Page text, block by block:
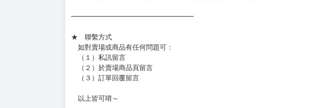
★ 賣場出貨方式
［１～２本書］三層氣泡布（２圈）＋ＰＥ破壞袋（快遞袋）
［３～７本書］三層氣泡布（４～５圈）＋ＰＥ破壞袋（快遞袋）
［８本以上］ 三層氣泡布（２圈）＋紙箱出貨
（另有加固紙箱賣場，如有需要可至賣場加購）
https://www.myacg.com.tw/goods_detail.php?gid=3104440